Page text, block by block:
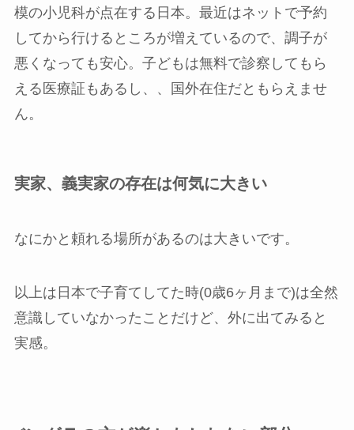
模の小児科が点在する日本。最近はネットで予約
してから行けるところが増えているので、調子が
悪くなっても安心。子どもは無料で診察してもら
える医療証もあるし、、国外在住だともらえませ
ん。
実家、義実家の存在は何気に大きい
なにかと頼れる場所があるのは大きいです。
以上は日本で子育てしてた時(0歳6ヶ月まで)は全然
意識していなかったことだけど、外に出てみると
実感。